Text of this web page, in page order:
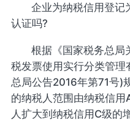
企业为纳税信用登记
认证吗?
根据《国家税务总局
税发票使用实行分类管
总局公告2016年第71号)
的纳税人范围由纳税信
人扩大到纳税信用C级的